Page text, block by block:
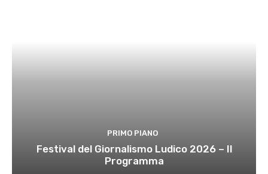
PRIMO PIANO
Festival del Giornalismo Ludico 2026 – Il
Programma